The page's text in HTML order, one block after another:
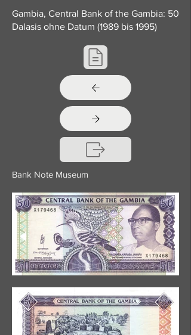
Gambia, Central Bank of the Gambia: 50
Dalasis ohne Datum (1989 bis 1995)
Bank Note Museum